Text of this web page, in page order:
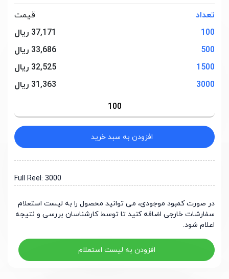
تعداد
قیمت
100
37,171 ریال
500
33,686 ریال
1500
32,525 ریال
3000
31,363 ریال
افزودن به سبد خرید
Full Reel: 3000
در صورت کمبود موجودی، می توانید محصول را به لیست استعلام
سفارشات خارجی اضافه کنید تا توسط کارشناسان بررسی و نتیجه
اعلام شود.
افزودن به لیست استعلام